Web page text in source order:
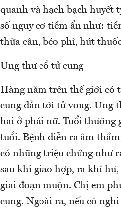
quanh và hạch bạch huyết
số nguy cơ tiềm ẩn như:
thừa cân, béo phì, hút
Ung thư cổ tử cung
Hàng năm trên thế giới có
cung dẫn tới tử vong. Ung
hai ở phái nữ. Tuổi thường
tuổi. Bệnh diễn ra âm
có những triệu chứng như
sau khi giao hợp, ra khí
giai đoạn muộn. Chị em
cung. Ngoài ra, nếu có